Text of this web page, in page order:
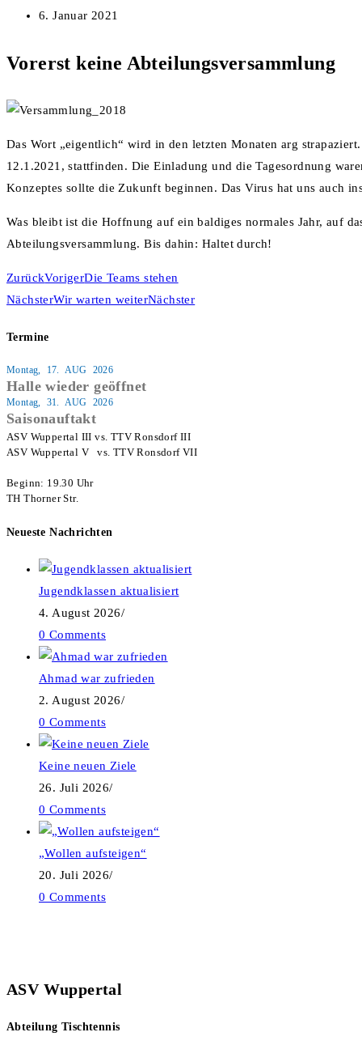
6. Januar 2021
Vorerst keine Abteilungsversammlung
Das Wort „eigentlich“ wird in den letzten Monaten arg
12.1.2021, stattfinden. Die Einladung und die Tagesordnung
Konzeptes sollte die Zukunft beginnen. Das Virus hat uns auch
Was bleibt ist die Hoffnung auf ein baldiges normales Jahr, auf
Abteilungsversammlung. Bis dahin: Haltet durch!
ZurückVorigerDie Teams stehen
NächsterWir warten weiterNächster
Termine
Montag, 17. AUG 2026
Halle wieder geöffnet
Montag, 31. AUG 2026
Saisonauftakt
ASV Wuppertal III vs. TTV Ronsdorf III
ASV Wuppertal V   vs. TTV Ronsdorf VII
Beginn: 19.30 Uhr
TH Thorner Str.
Neueste Nachrichten
Jugendklassen aktualisiert
4. August 2026/
0 Comments
Ahmad war zufrieden
2. August 2026/
0 Comments
Keine neuen Ziele
26. Juli 2026/
0 Comments
„Wollen aufsteigen“
20. Juli 2026/
0 Comments
ASV Wuppertal
Abteilung Tischtennis